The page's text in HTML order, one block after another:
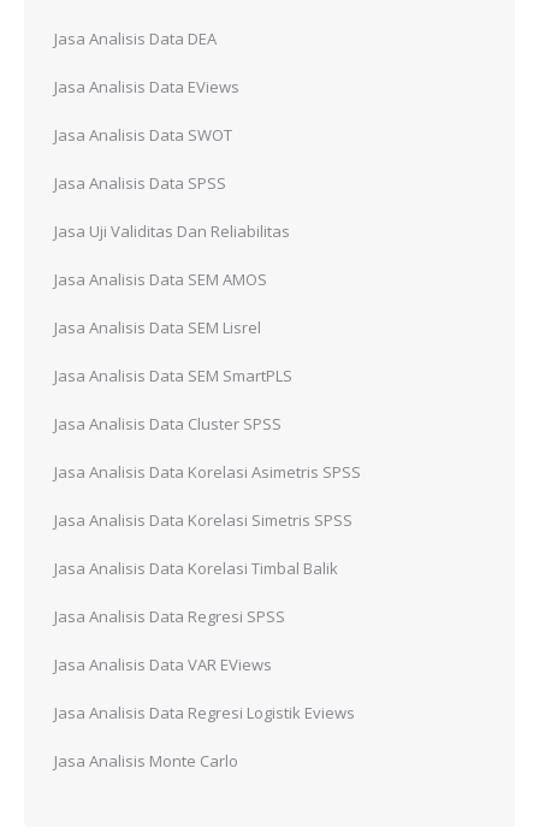
Jasa Analisis Data DEA
Jasa Analisis Data EViews
Jasa Analisis Data SWOT
Jasa Analisis Data SPSS
Jasa Uji Validitas Dan Reliabilitas
Jasa Analisis Data SEM AMOS
Jasa Analisis Data SEM Lisrel
Jasa Analisis Data SEM SmartPLS
Jasa Analisis Data Cluster SPSS
Jasa Analisis Data Korelasi Asimetris SPSS
Jasa Analisis Data Korelasi Simetris SPSS
Jasa Analisis Data Korelasi Timbal Balik
Jasa Analisis Data Regresi SPSS
Jasa Analisis Data VAR EViews
Jasa Analisis Data Regresi Logistik Eviews
Jasa Analisis Monte Carlo